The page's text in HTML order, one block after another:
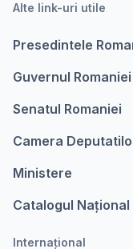
Alte link-uri utile
Presedintele
Guvernul Romaniei
Senatul Romaniei
Camera
Ministere
Catalogul
Internațional